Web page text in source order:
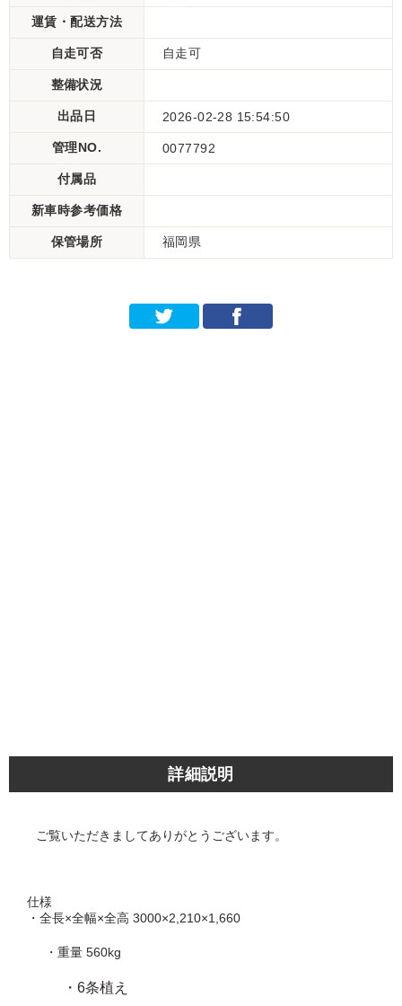
運賃・配送方法
自走可否 自走可
整備状況
出品日 2026-02-28 15:54:50
管理NO. 0077792
付属品
新車時参考価格
保管場所 福岡県
詳細説明
ご覧いただきましてありがとうございます。
仕様
・全長×全幅×全高 3000×2,210×1,660
・重量 560kg
・6条植え